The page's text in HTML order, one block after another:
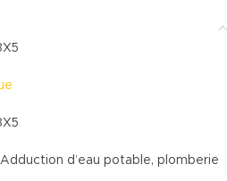
d’eau potable, plomberie